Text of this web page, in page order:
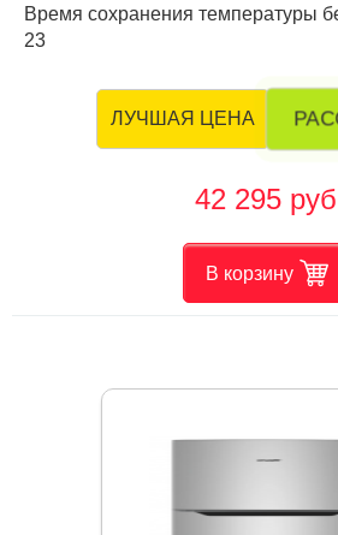
Время сохранения температуры
23
ЛУЧШАЯ ЦЕНА
42 295
В корзину